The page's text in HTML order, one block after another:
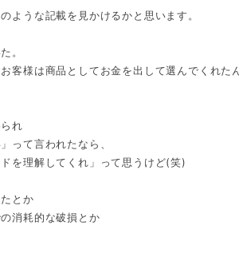
ような記載を見かけるかと思います。
。
客様は商品としてお金を出して選んでくれた
れ
って言われたなら、
を理解してくれ」って思うけど(笑)
とか
消耗的な破損とか